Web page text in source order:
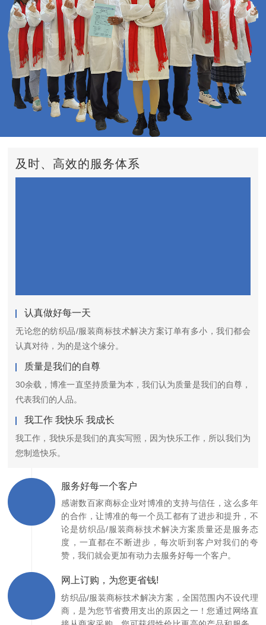
及时、高效的服务体系
认真做好每一天
无论您的纺织品/服装商标技术解决方案订单有多小，我们都会
认真对待，为的是这个缘分。
质量是我们的自尊
30余载，博准一直坚持质量为本，我们认为质量是我们的自尊，
代表我们的人品。
我工作 我快乐 我成长
我工作，我快乐是我们的真实写照，因为快乐工作，所以我们为
您制造快乐。
服务好每一个客户
感谢数百家商标企业对博准的支持与信任，这么多年
的合作，让博准的每一个员工都有了进步和提升，不
论是纺织品/服装商标技术解决方案质量还是服务态
度，一直都在不断进步，每次听到客户对我们的夸
赞，我们就会更加有动力去服务好每一个客户。
网上订购，为您更省钱!
纺织品/服装商标技术解决方案，全国范围内不设代理
商，是为您节省费用支出的原因之一！您通过网络直